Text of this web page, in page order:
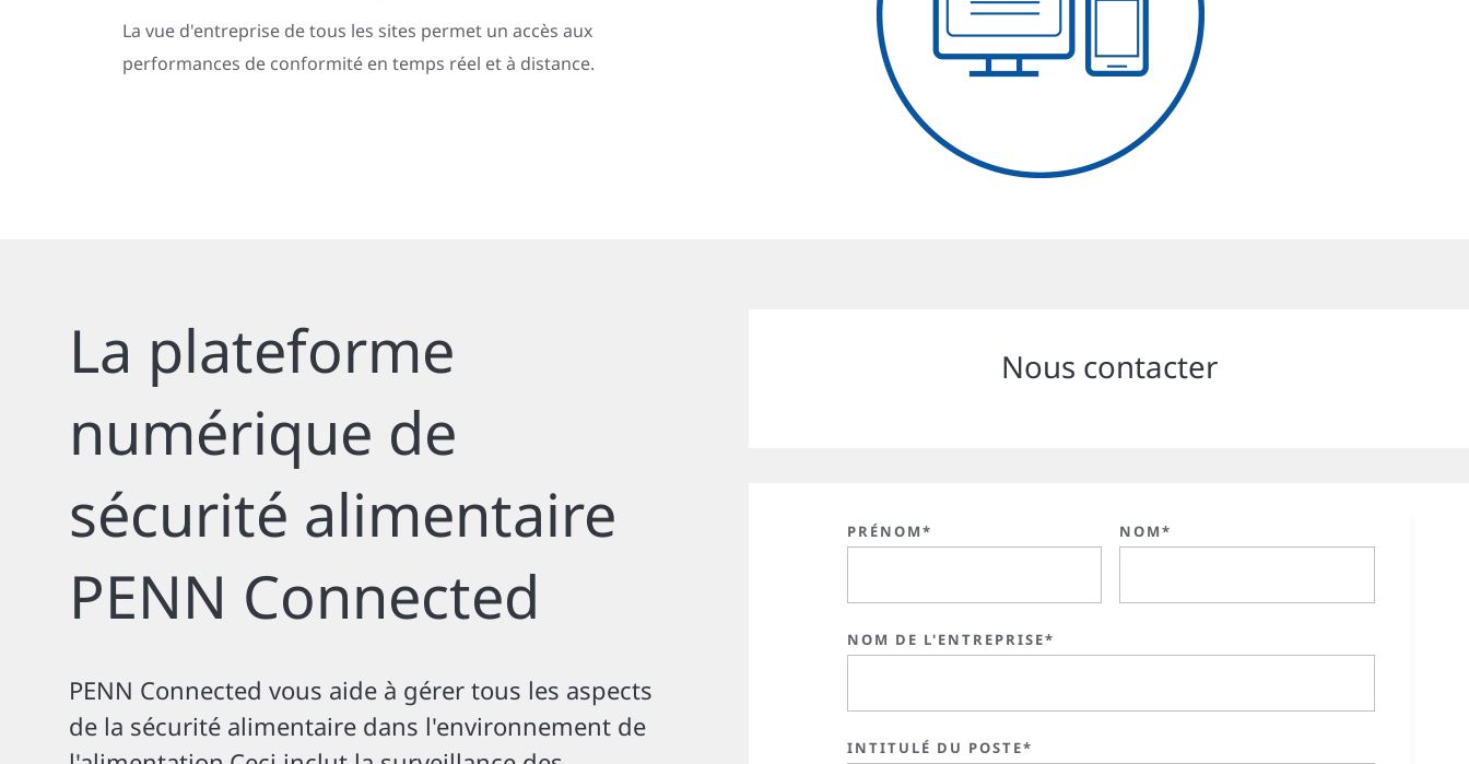
La vue d'entreprise de tous les sites permet un accès aux
performances de conformité en temps réel et à distance.
La plateforme
numérique de
sécurité alimentaire
PENN Connected
PENN Connected vous aide à gérer tous les aspects
de la sécurité alimentaire dans l'environnement de
Nous contacter
PRÉNOM* NOM*
NOM DE L'ENTREPRISE*
INTITULÉ DU POSTE*